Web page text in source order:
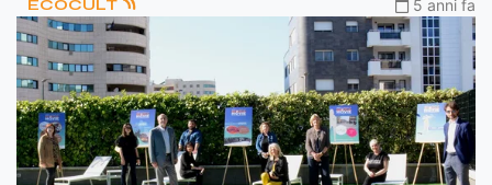
ECOCULT 5 anni fa